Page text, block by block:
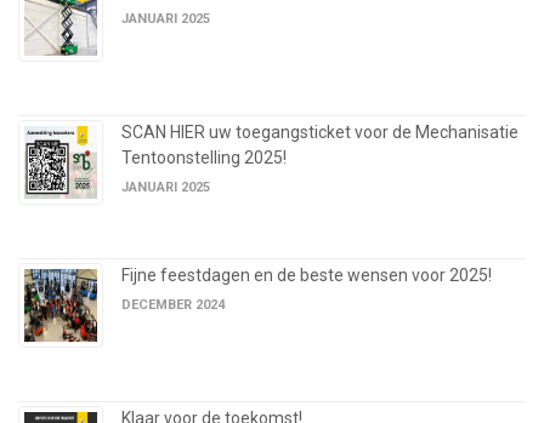
JANUARI 2025
SCAN HIER uw toegangsticket voor de Mechanisatie
Tentoonstelling 2025!
JANUARI 2025
Fijne feestdagen en de beste wensen voor 2025!
DECEMBER 2024
Klaar voor de toekomst!